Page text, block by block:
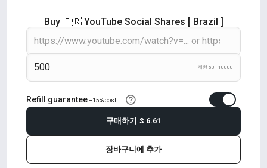
Buy 🇧🇷 YouTube Social Shares [ Brazil ]
제한 50 - 10000
Refill guarantee +15% cost
장바구니에 추가
구매하기 $ 6.61